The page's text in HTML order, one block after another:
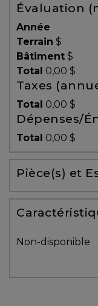
Témoignages
Blogue
ACHAT
Alerte
immobilière
Avec
un
courtier
vous
protégé!
Évaluation
Année
Terrain $
Bâtiment $
Total 0,00 $
Taxes
Total 0,00 $
Dépenses/
Total 0,00 $
Pièce(s) et
Non-disponible